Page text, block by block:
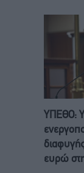
ΥΠΕΘΟ:
ευρώ